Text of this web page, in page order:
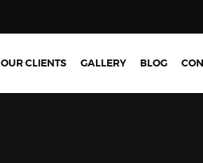
OUR CLIENTS GALLERY BLOG